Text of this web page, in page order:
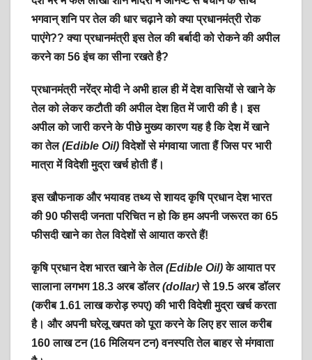
भगवान् शनि पर तेल की धार चढ़ाने को क्या प्रधानमंत्री रोक
पाएंगे?? क्या प्रधानमंत्री इस तेल की बर्बादी को रोकने की अपील
करने का 56 इंच का सीना रखते है?
प्रधानमंत्री नरेंद्र मोदी ने अभी हाल ही में देश वासियों से खाने के
तेल को लेकर कटौती की अपील देश हित में जारी की है। इस
अपील को जारी करने के पीछे मुख्य कारण यह है कि देश में खाने
का तेल(Edible Oil)विदेशों से मंगवाया जाता हैं जिस पर भारी
मात्रा में विदेशी मुद्रा खर्च होती हैं।
इस खौफनाक और भयावह तथ्य से शायद कृषि प्रधान देश भारत
की 90 फीसदी जनता परिचित न हो कि हम अपनी जरूरत का 65
फीसदी खाने का तेल विदेशों से आयात करते हैं!
कृषि प्रधान देश भारत खाने के तेल(Edible Oil)के आयात पर
सालाना लगभग 18.3 अरब डॉलर(dollar)से 19.5 अरब डॉलर
(करीब 1.61 लाख करोड़ रुपए) की भारी विदेशी मुद्रा खर्च करता
है। और अपनी घरेलू खपत को पूरा करने के लिए हर साल करीब
160 लाख टन (16 मिलियन टन) वनस्पति तेल बाहर से मंगवाता